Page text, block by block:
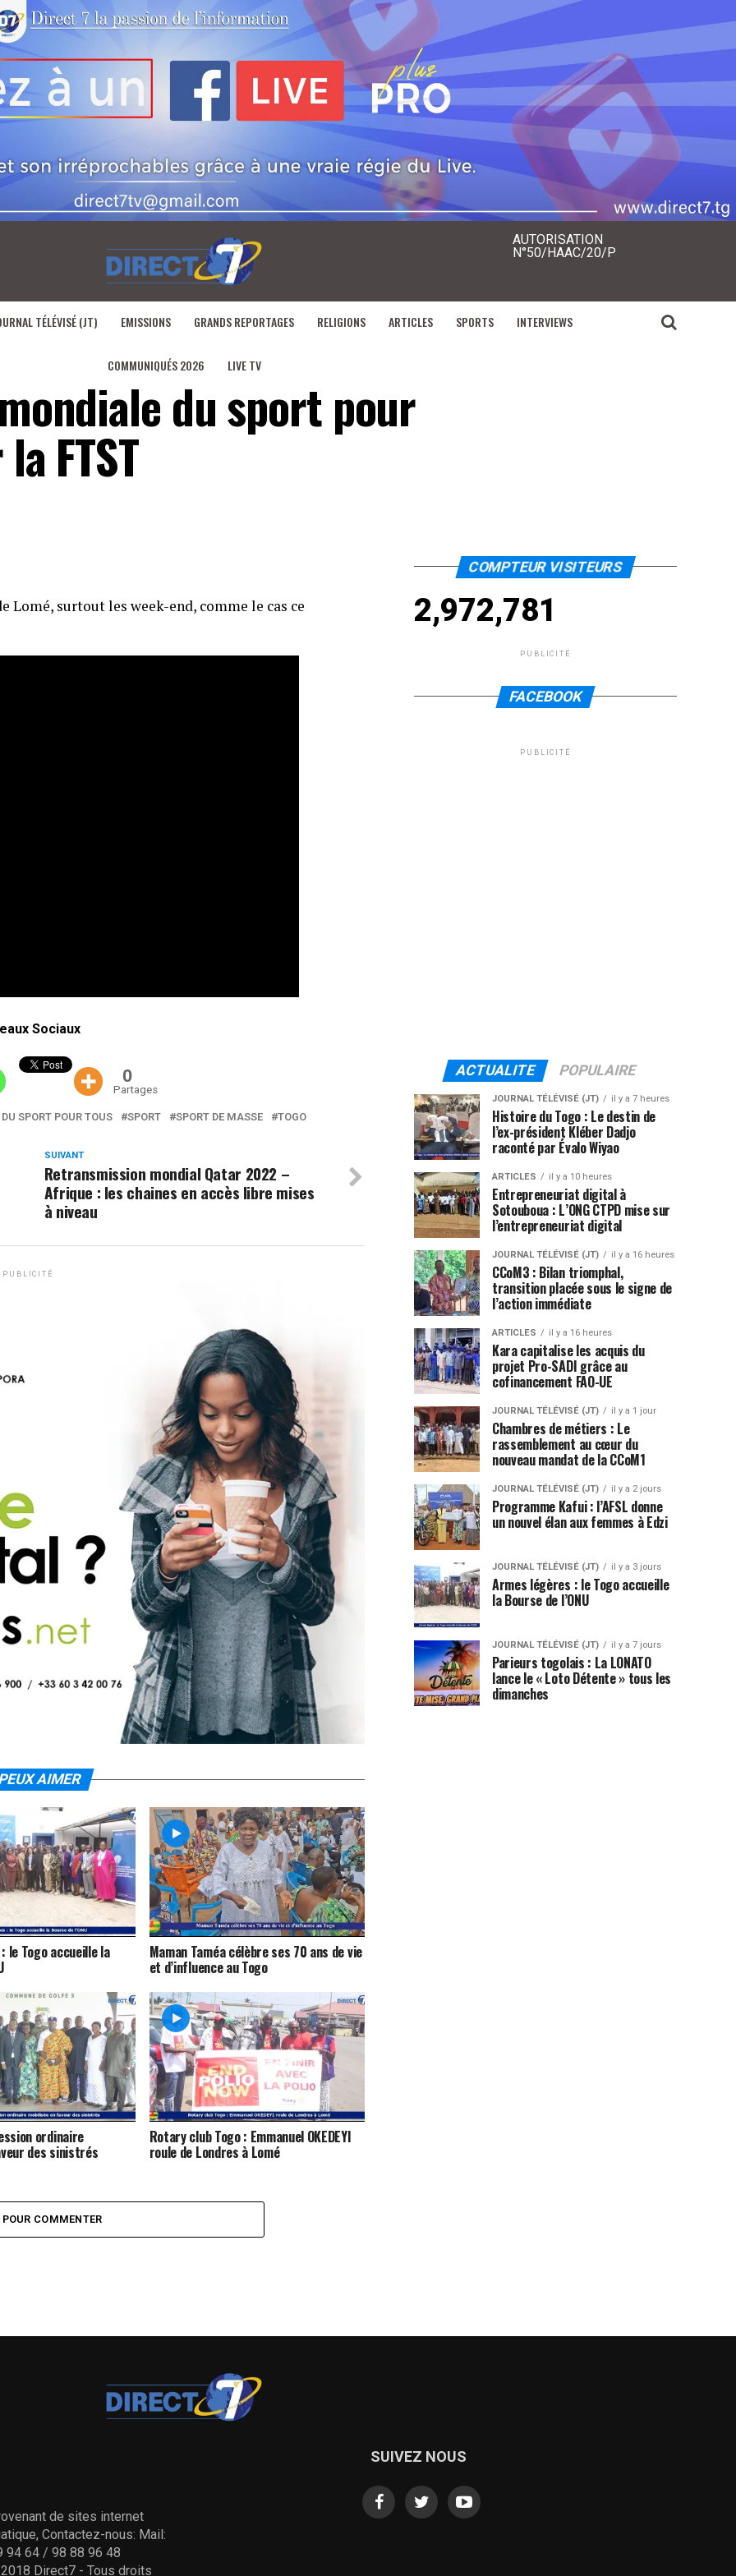
AUTORISATION
N°50/HAAC/20/P
TÉLÉVISÉ (JT) EMISSIONS GRANDS REPORTAGES RELIGIONS ARTICLES SPORTS INTERVIEWS
COMMUNIQUÉS 2026 LIVE TV
du sport pour
FTST
Lomé, surtout les week-end, comme le cas ce
Sociaux
0
Partages
SPORT POUR TOUS SPORT SPORT DE MASSE TOGO
SUIVANT
Retransmission mondial Qatar 2022 –
Afrique : les chaines en accès libre mises
à niveau
PUBLICITÉ
AIMER
le Togo accueille la Maman Taméa célèbre ses 70 ans de vie
et d’influence au Togo
ordinaire
des sinistrés
Rotary club Togo : Emmanuel OKEDEYI
roule de Londres à Lomé
COMMENTER
COMPTEUR VISITEURS
2,972,781
PUBLICITÉ
FACEBOOK
PUBLICITÉ
ACTUALITE POPULAIRE
JOURNAL TÉLÉVISÉ (JT) il y a 7 heures
Histoire du Togo : Le destin de
l’ex-président Kléber Dadjo
raconté par Évalo Wiyao
ARTICLES il y a 10 heures
Entrepreneuriat digital à
Sotouboua : L’ONG CTPD mise sur
l’entrepreneuriat digital
JOURNAL TÉLÉVISÉ (JT) il y a 16 heures
CCoM3 : Bilan triomphal,
transition placée sous le signe de
l’action immédiate
ARTICLES il y a 16 heures
Kara capitalise les acquis du
projet Pro-SADI grâce au
cofinancement FAO-UE
JOURNAL TÉLÉVISÉ (JT) il y a 1 jour
Chambres de métiers : Le
rassemblement au cœur du
nouveau mandat de la CCoM1
JOURNAL TÉLÉVISÉ (JT) il y a 2 jours
Programme Kafui : l’AFSL donne
un nouvel élan aux femmes à Edzi
JOURNAL TÉLÉVISÉ (JT) il y a 3 jours
Armes légères : le Togo accueille
la Bourse de l’ONU
JOURNAL TÉLÉVISÉ (JT) il y a 7 jours
Parieurs togolais : La LONATO
lance le « Loto Détente » tous les
dimanches
de sites internet
Contactez-nous: Mail:
94 64 / 98 88 96 48
Direct7 - Tous droits
SUIVEZ NOUS